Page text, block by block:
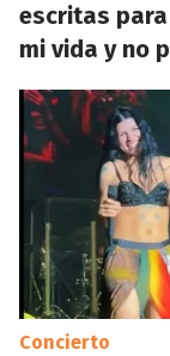
escritas para
mi vida y no
Concierto